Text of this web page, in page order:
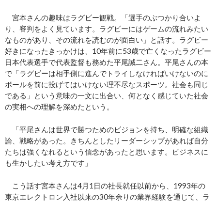
宮本さんの趣味はラグビー観戦。「選手のぶつかり合いよ
り、審判をよく見ています。ラグビーにはゲームの流れみたい
なものがあり、その流れを読むのが面白い」と話す。ラグビー
好きになったきっかけは、10年前に53歳で亡くなったラグビー
日本代表選手で代表監督も務めた平尾誠二さん。平尾さんの本
で「ラグビーは相手側に進んでトライしなければいけないのに
ボールを前に投げてはいけない理不尽なスポーツ。社会も同じ
である」という意味の一文に出合い、何となく感じていた社会
の実相への理解を深めたという。
「平尾さんは世界で勝つためのビジョンを持ち、明確な組織
論、戦略があった。きちんとしたリーダーシップがあれば自分
たちは強くなれるという信念があったと思います。ビジネスに
も生かしたい考え方です」
こう話す宮本さんは4月1日の社長就任以前から、1993年の
東京エレクトロン入社以来の30年余りの業界経験を通じて、ラ